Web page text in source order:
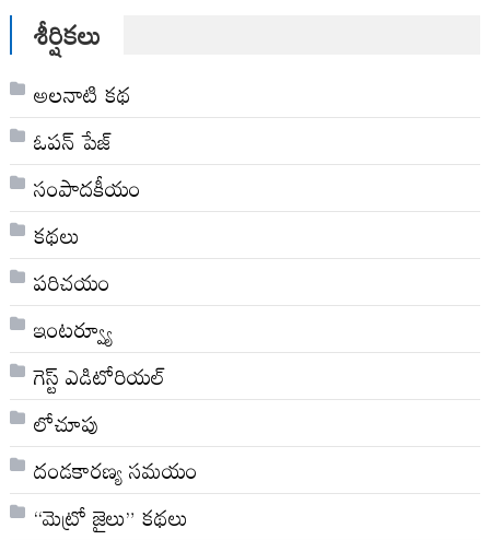
శీర్షికలు
అల‌నాటి క‌థ‌
ఓపన్ పేజ్
సంపాదకీయం
కథలు
పరిచయం
ఇంటర్వ్యూ
గెస్ట్ ఎడిటోరియల్
లోచూపు
దండకారణ్య సమయం
“మెట్రో జైలు” కథలు